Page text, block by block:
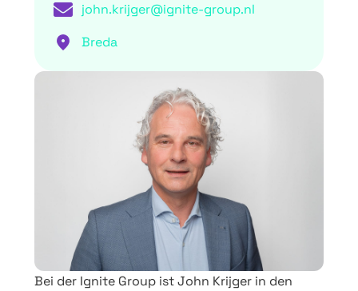
Bei der Ignite Group ist John Krijger in den
john.krijger@ignite-group.nl
Breda